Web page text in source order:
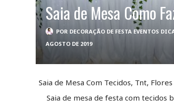
Saia de Mesa Como
POR DECORAÇÃO DE FESTA EVENTOS
AGOSTO DE 2019
Saia de Mesa Com Tecidos, Tnt,
Saia de mesa de festa com tecidos